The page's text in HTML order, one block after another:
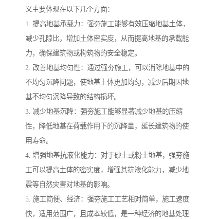
义主要体现在以下几个方面：
1. 提高地基承载力：强夯施工能够有效压缩地基土体，
减少孔隙比，增加土体密实度，从而提高地基的承载能
力，确保建筑物或构筑物的安全稳定。
2. 改善地基均匀性：通过强夯施工，可以消除地基中的
不均匀沉降问题，使地基土体更加均匀，减少后期因地
基不均匀沉降导致的结构损坏。
3. 减少地基沉降：强夯施工能够显著减少地基的压缩
性，降低地基在荷载作用下的沉降量，延长建筑物的使
用寿命。
4. 增强地基抗液化能力：对于砂土或粉土地基，强夯施
工可以提高土体的密实度，增强其抗液化能力，减少地
震等自然灾害对地基的影响。
5. 施工简便、经济：强夯施工工艺相对简单，施工速度
快，适用范围广，且成本较低，是一种经济的地基处理